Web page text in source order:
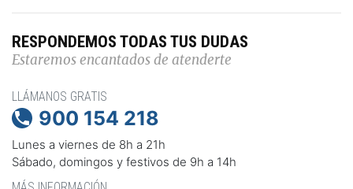
RESPONDEMOS TODAS TUS DUDAS
Estaremos encantados de atenderte
LLÁMANOS GRATIS
 900 154 218
Lunes a viernes de 8h a 21h
Sábado, domingos y festivos de 9h a 14h